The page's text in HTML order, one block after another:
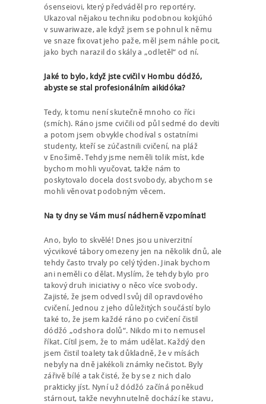
PRO FIRMY
NÁŠ BLOG
KONTAKT
ENGLISH
ósenseiovi, který předváděl pro reportéry.
Ukazoval nějakou techniku podobnou kokjúhó
v suwariwaze, ale když jsem se pohnul k němu
ve snaze fixovat jeho paže, měl jsem náhle pocit,
jako bych narazil do skály a „odletěl“ od ní.
Jaké to bylo, když jste cvičil v Hombu dódžó,
abyste se stal profesionálním aikidóka?
Tedy, k tomu není skutečně mnoho co říci
(smích). Ráno jsme cvičili od půl sedmé do devíti
a potom jsem obvykle chodíval s ostatními
studenty, kteří se zúčastnili cvičení, na pláž
v Enošimě. Tehdy jsme neměli tolik míst, kde
bychom mohli vyučovat, takže nám to
poskytovalo docela dost svobody, abychom se
mohli věnovat podobným věcem.
Na ty dny se Vám musí nádherně vzpomínat!
Ano, bylo to skvělé! Dnes jsou univerzitní
výcvikové tábory omezeny jen na několik dnů, ale
tehdy často trvaly po celý týden. Jinak bychom
ani neměli co dělat. Myslím, že tehdy bylo pro
takový druh iniciativy o něco více svobody.
Zajisté, že jsem odvedl svůj díl opravdového
cvičení. Jednou z jeho důležitých součástí bylo
také to, že jsem každé ráno po cvičení čistil
dódžó „odshora dolů“. Nikdo mi to nemusel
říkat. Cítil jsem, že to mám udělat. Každý den
jsem čistil toalety tak důkladně, že v mísách
nebyly na dně jakékoli známky nečistot. Byly
zářivě bílé a tak čisté, že by se z nich dalo
prakticky jíst. Nyní už dódžó začíná poněkud
stárnout, takže nevyhnutelně dochází ke stavu,